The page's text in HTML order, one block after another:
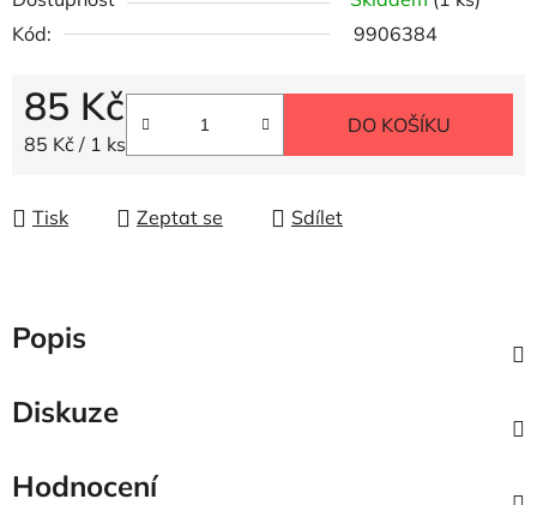
Kód:
9906384
85 Kč
Měrná cena:
85 Kč / 1 ks
DO KOŠÍKU
Tisk Zeptat se Sdílet
Popis
Diskuze
Hodnocení